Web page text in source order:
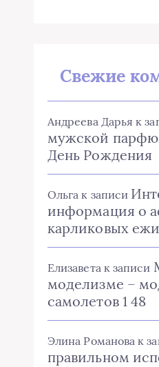
Свежие
Андреева Дарья к
мужской
День Рождения
Ольга к записи
информация о
карликовых
Елизавета к записи
моделизме –
самолетов 1 48
Элина Романова к
правильном